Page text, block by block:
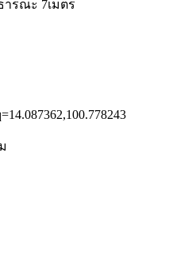
ารณะ 7เมตร